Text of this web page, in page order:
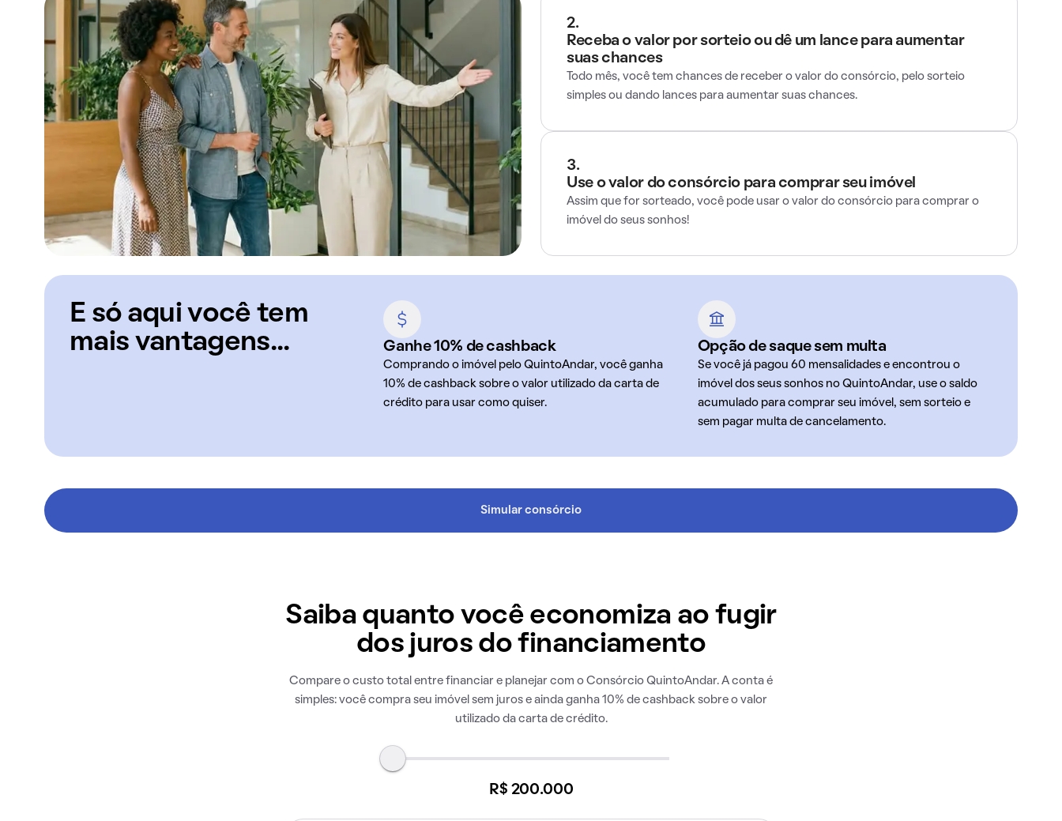
2.
Receba o valor por sorteio ou dê um lance para aumentar
suas chances
Todo mês, você tem chances de receber o valor do consórcio, pelo sorteio
simples ou dando lances para aumentar suas chances.
3.
Use o valor do consórcio para comprar seu imóvel
Assim que for sorteado, você pode usar o valor do consórcio para comprar o
imóvel do seus sonhos!
E só aqui você tem
mais vantagens...
Ganhe 10% de cashback
Comprando o imóvel pelo QuintoAndar, você ganha
10% de cashback sobre o valor utilizado da carta de
crédito para usar como quiser.
Opção de saque sem multa
Se você já pagou 60 mensalidades e encontrou o
imóvel dos seus sonhos no QuintoAndar, use o saldo
acumulado para comprar seu imóvel, sem sorteio e
sem pagar multa de cancelamento.
Simular consórcio
Saiba quanto você economiza ao fugir
dos juros do financiamento
Compare o custo total entre financiar e planejar com o Consórcio QuintoAndar. A conta é
simples: você compra seu imóvel sem juros e ainda ganha 10% de cashback sobre o valor
utilizado da carta de crédito.
R$ 200.000